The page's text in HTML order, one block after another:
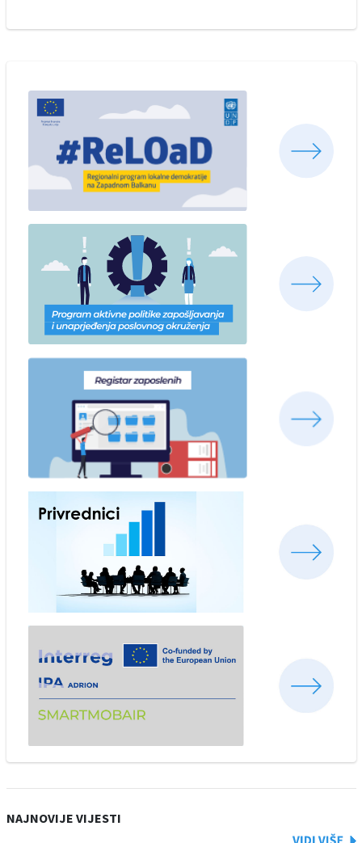
NAJNOVIJE VIJESTI